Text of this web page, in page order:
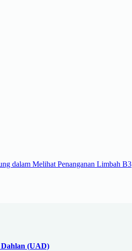
dalam Melihat Penanganan Limbah B3
Dahlan (UAD)